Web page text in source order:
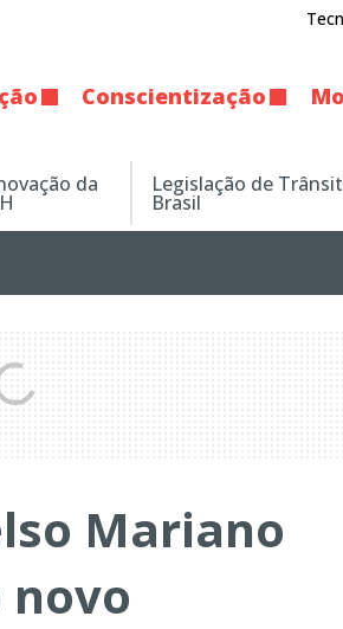
Conscientização
da Legislação de
Brasil
Mariano